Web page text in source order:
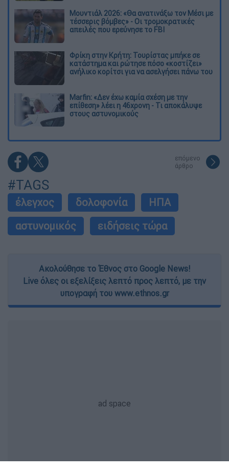
Μουντιάλ 2026: «Θα ανατινάξω τον Μέσι με
τέσσερις βόμβες» - Οι τρομοκρατικές
απειλές που ερεύνησε το FBI
Φρίκη στην Κρήτη: Τουρίστας μπήκε σε
κατάστημα και ρώτησε πόσο «κοστίζει»
ανήλικο κορίτσι για να ασελγήσει πάνω του
Marfin: «Δεν έχω καμία σχέση με την
επίθεση» λέει η 46χρονη - Τι αποκάλυψε
στους αστυνομικούς
επόμενο
άρθρο
#TAGS
έλεγχος δολοφονία
ΗΠΑ
αστυνομικός
ειδήσεις τώρα
Ακολούθησε το Έθνος στο Google News!
Live όλες οι εξελίξεις λεπτό προς λεπτό, με την
υπογραφή του www.ethnos.gr